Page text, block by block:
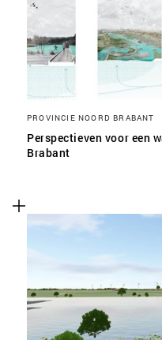
PROVINCIE NOORD BRABANT
Perspectieven voor een
Brabant